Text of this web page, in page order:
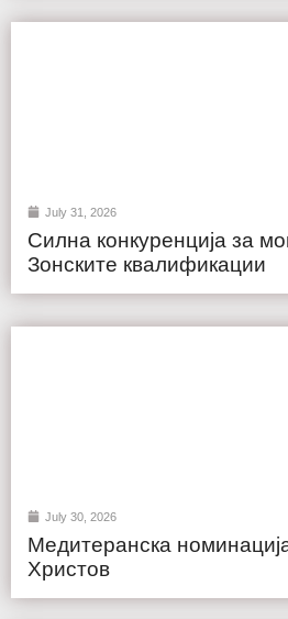
July 31, 2026
Силна конкуренција за
Зонските квалификации
July 30, 2026
Медитеранска
Христов